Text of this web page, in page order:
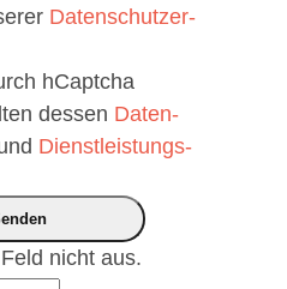
Daten­schutz­er­
hCaptcha
des­sen Daten­
Dienst­leis­tungs­
nicht aus.